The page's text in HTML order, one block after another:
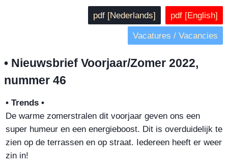
pdf [Nederlands]
pdf [English]
Vacatures / Vacancies
• Nieuwsbrief Voorjaar/Zomer 2022,
nummer 46
• Trends •
De warme zomerstralen dit voorjaar geven ons een
super humeur en een energieboost. Dit is overduidelijk te
zien op de terrassen en op straat. Iedereen heeft er weer
zin in!